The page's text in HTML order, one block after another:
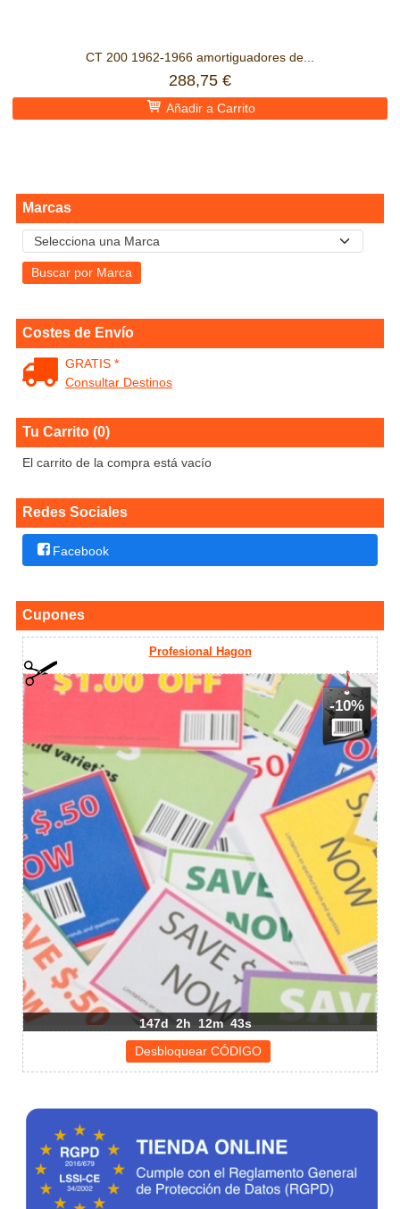
Marcas
Costes de Envío
GRATIS *
Consultar Destinos
Tu Carrito (0)
El carrito de la compra está vacío
Redes Sociales
Facebook
Cupones
Profesional Hagon
-10%
147d 2h 12m 43s
CT 200 1962-1966 amortiguadores de...
288,75 €
Añadir a Carrito